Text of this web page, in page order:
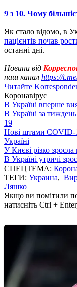
9 з 10. Чому
Як стало відомо, в
пацієнтів почав
останні дні.
Новини від
наш канал https://
Читайте
Коронавірус
В Україні вперше
В Україні за
19
Нові штами COVID-
Україні
У Києві різко зросла
В Україні утричі
СПЕЦТЕМА:
ТЕГИ: Украина,
Ляшко
Якщо ви помітили
натисніть Ctrl +